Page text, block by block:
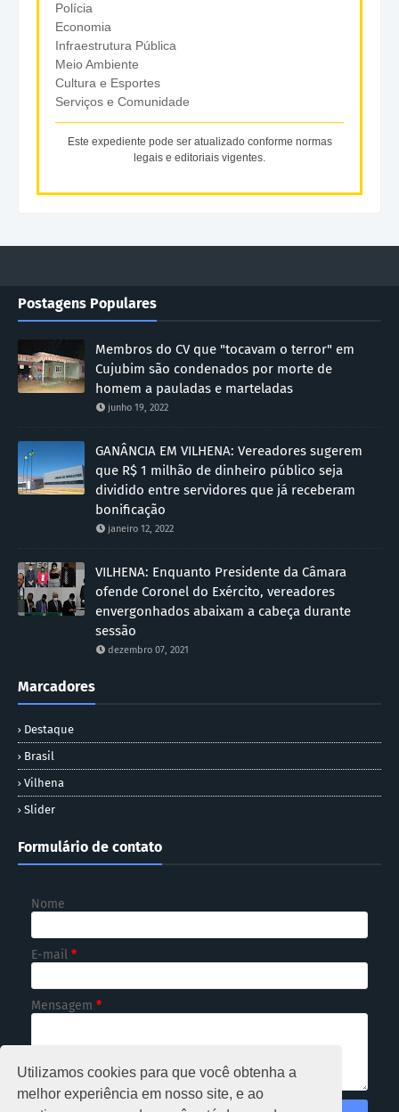
Utilizamos cookies para que você obtenha a
melhor experiência em nosso site, e ao
Polícia
Economia
Infraestrutura Pública
Meio Ambiente
Cultura e Esportes
Serviços e Comunidade
Este expediente pode ser atualizado conforme normas
legais e editoriais vigentes.
Postagens Populares
Membros do CV que "tocavam o terror" em
Cujubim são condenados por morte de
homem a pauladas e marteladas
junho 19, 2022
GANÂNCIA EM VILHENA: Vereadores sugerem
que R$ 1 milhão de dinheiro público seja
dividido entre servidores que já receberam
bonificação
janeiro 12, 2022
VILHENA: Enquanto Presidente da Câmara
ofende Coronel do Exército, vereadores
envergonhados abaixam a cabeça durante
sessão
dezembro 07, 2021
Marcadores
Destaque
Brasil
Vilhena
Slider
Formulário de contato
Nome
E-mail *
Mensagem *